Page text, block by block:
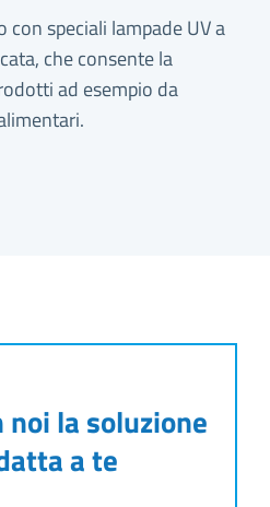
speciali lampade UV a
che consente la
ad esempio da
noi la soluzione
a te